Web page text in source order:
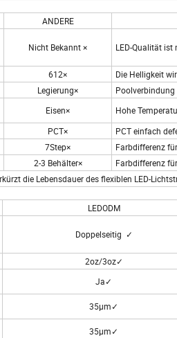
ANDERE
Nicht Bekannt × LED-Qualität ist
612×
Die Helligkeit
Legierung×
Poolverbindung
Eisen×
Hohe
PCT×
PCT einfach
7Step×
Farbdifferenz
2-3 Behälter×
Farbdifferenz
die Lebensdauer des flexiblen LED-
LEDODM
Doppelseitig ✓
2oz/3oz✓
Ja✓
35µm✓
35µm✓